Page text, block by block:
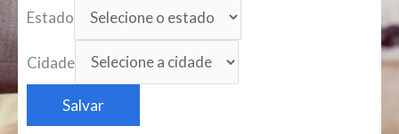
Estado
Cidade
Salvar